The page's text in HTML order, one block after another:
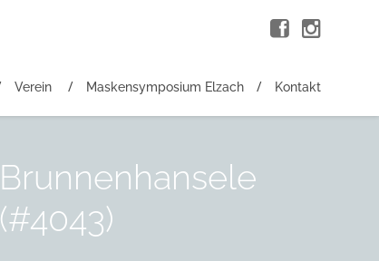
Verein Maskensymposium Elzach Kontakt
Brunnenhansele
(#4043)